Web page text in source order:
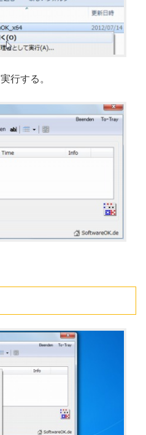
行する。